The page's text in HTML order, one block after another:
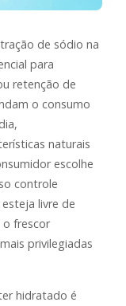
de sódio na
para
retenção de
o consumo
naturais
escolhe
controle
livre de
o frescor
privilegiadas
hidratado é